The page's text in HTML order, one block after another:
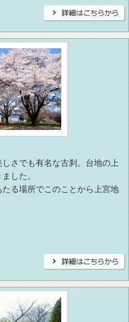
さでも有名な古刹。台地の上
した。
る場所でこのことから上宮地